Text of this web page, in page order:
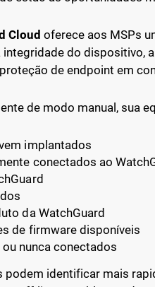
Cloud oferece aos MSPs
do dispositivo,
de endpoint em
de modo manual, sua
implantados
conectados ao
da WatchGuard
de firmware disponíveis
nunca conectados
identificar mais